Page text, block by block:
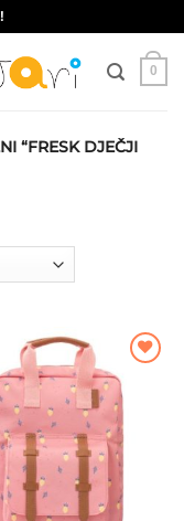
0
“FRESK DJEČJI
Dodajte
na listu